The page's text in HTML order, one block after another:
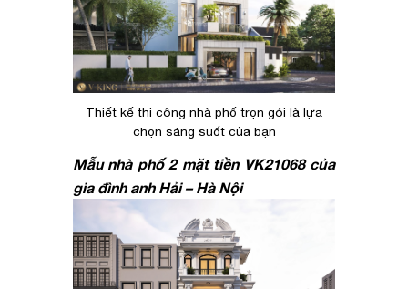
Thiết kế thi công nhà phố trọn gói là lựa
chọn sáng suốt của bạn
Mẫu nhà phố 2 mặt tiền VK21068 của
gia đình anh Hải – Hà Nội